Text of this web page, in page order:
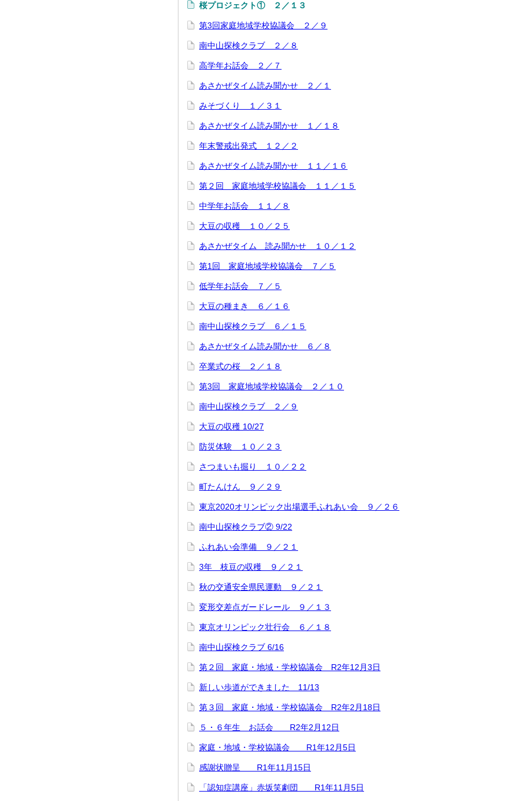
桜プロジェクト① ２／１３
第3回家庭地域学校協議会 ２／９
南中山探検クラブ ２／８
高学年お話会 ２／７
あさかぜタイム読み聞かせ ２／１
みそづくり １／３１
あさかぜタイム読み聞かせ １／１８
年末警戒出発式 １２／２
あさかぜタイム読み聞かせ １１／１６
第２回 家庭地域学校協議会 １１／１５
中学年お話会 １１／８
大豆の収穫 １０／２５
あさかぜタイム 読み聞かせ １０／１２
第1回 家庭地域学校協議会 ７／５
低学年お話会 ７／５
大豆の種まき ６／１６
南中山探検クラブ ６／１５
あさかぜタイム読み聞かせ ６／８
卒業式の桜 ２／１８
第3回 家庭地域学校協議会 ２／１０
南中山探検クラブ ２／９
大豆の収穫 10/27
防災体験 １０／２３
さつまいも掘り １０／２２
町たんけん ９／２９
東京2020オリンピック出場選手ふれあい会 ９／２６
南中山探検クラブ② 9/22
ふれあい会準備 ９／２１
3年 枝豆の収穫 ９／２１
秋の交通安全県民運動 ９／２１
変形交差点ガードレール ９／１３
東京オリンピック壮行会 ６／１８
南中山探検クラブ 6/16
第２回 家庭・地域・学校協議会 R2年12月3日
新しい歩道ができました 11/13
第３回 家庭・地域・学校協議会 R2年2月18日
５・６年生 お話会 R2年2月12日
家庭・地域・学校協議会 R1年12月5日
感謝状贈呈 R1年11月15日
「認知症講座」赤坂笑劇団 R1年11月5日